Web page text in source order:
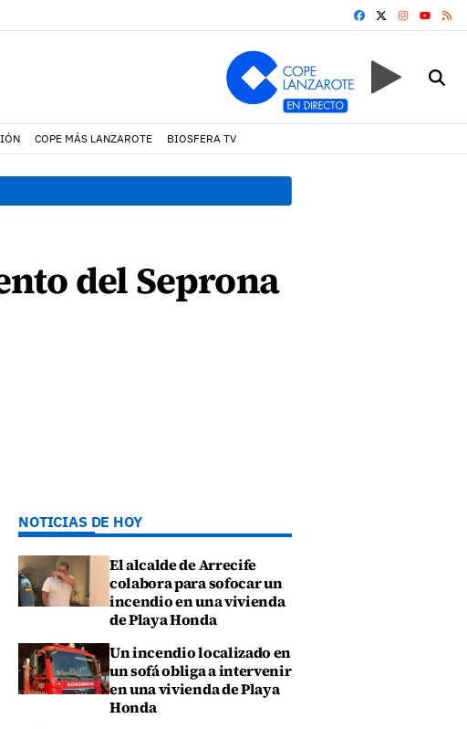
FACEBOOK
YOUTUBE
COPE MÁS LANZAROTE BIOSFERA TV
del Seprona
NOTICIAS DE HOY
El alcalde de Arrecife
colabora para sofocar un
incendio en una vivienda
de Playa Honda
Un incendio localizado en
un sofá obliga a intervenir
en una vivienda de Playa
Honda